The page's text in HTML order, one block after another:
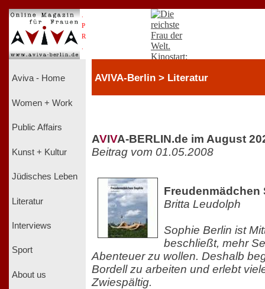
P
R
Aviva - Home
Women + Work
Public Affairs
Kunst + Kultur
Jüdisches Leben
Literatur
Interviews
Sport
About us
AVIVA-Berlin > Literatur
AVIVA-BERLIN.de im August
Beitrag vom 01.05.2008
Freudenmädchen
Britta Leudolph
Sophie Berlin ist
beschließt, mehr
Abenteuer zu wollen. Deshalb
Bordell zu arbeiten und erlebt
Zwiespältig.